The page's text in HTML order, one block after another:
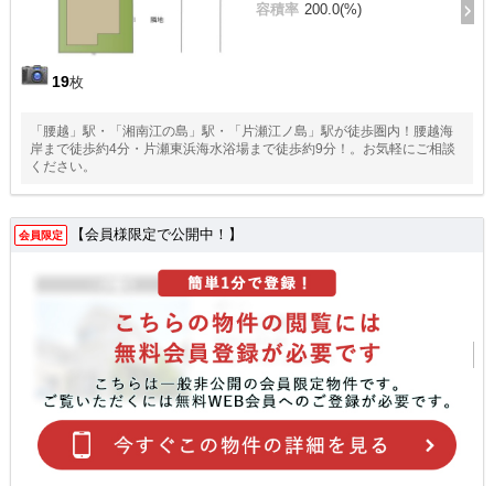
19枚
容積率 200.0(%)
「腰越」駅・「湘南江の島」駅・「片瀬江ノ島」駅が徒歩圏内！腰越海
岸まで徒歩約4分・片瀬東浜海水浴場まで徒歩約9分！。お気軽にご相談
ください。
会員限定 【会員様限定で公開中！】